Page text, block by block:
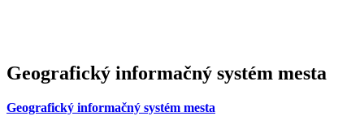
Geografický informačný systém mesta
Geografický informačný systém mesta